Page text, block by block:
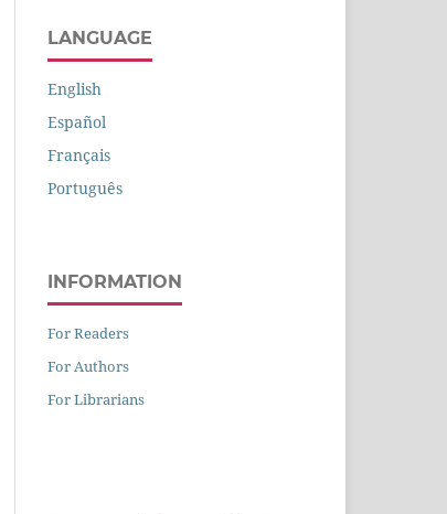
LANGUAGE
English
Español
Français
Português
INFORMATION
For Readers
For Authors
For Librarians